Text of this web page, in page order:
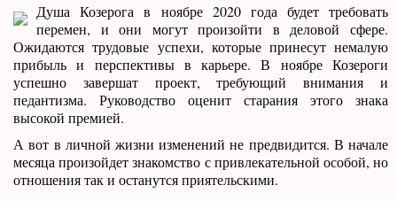
Душа Козерога в ноябре 2020 года будет требовать
перемен, и они могут произойти в деловой сфере.
Ожидаются трудовые успехи, которые принесут немалую
прибыль и перспективы в карьере. В ноябре Козероги
успешно завершат проект, требующий внимания и
педантизма. Руководство оценит старания этого знака
высокой премией.
А вот в личной жизни изменений не предвидится. В начале
месяца произойдет знакомство с привлекательной особой, но
отношения так и останутся приятельскими.